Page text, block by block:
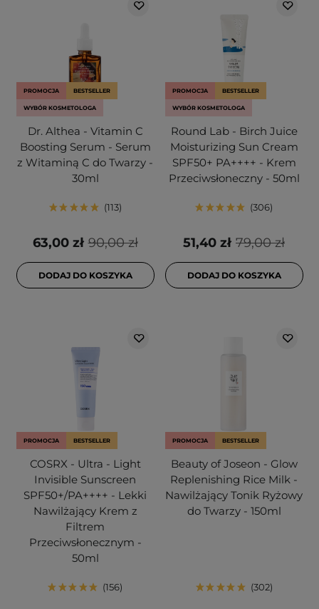
PROMOCJA BESTSELLER
WYBÓR KOSMETOLOGA
Dr. Althea - Vitamin C
Boosting Serum - Serum
z Witaminą C do Twarzy -
30ml
113
90,00 zł
63,00 zł
DODAJ DO KOSZYKA
PROMOCJA BESTSELLER
WYBÓR KOSMETOLOGA
Round Lab - Birch Juice
Moisturizing Sun Cream
SPF50+ PA++++ - Krem
Przeciwsłoneczny - 50ml
306
79,00 zł
51,40 zł
DODAJ DO KOSZYKA
PROMOCJA BESTSELLER
COSRX - Ultra - Light
Invisible Sunscreen
SPF50+/PA++++ - Lekki
Nawilżający Krem z
Filtrem
Przeciwsłonecznym -
50ml
156
PROMOCJA BESTSELLER
Beauty of Joseon - Glow
Replenishing Rice Milk -
Nawilżający Tonik Ryżowy
do Twarzy - 150ml
302